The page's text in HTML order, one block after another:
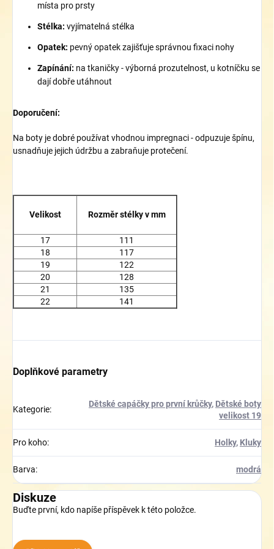
místa pro prsty
Stélka: vyjímatelná stélka
Opatek: pevný opatek zajišťuje správnou fixaci nohy
Zapínání: na tkaničky- výborná prozutelnost, u kotníčku se
dají dobře utáhnout
Doporučení:
Na boty je dobré používat vhodnou impregnaci - odpuzuje špínu,
usnadňuje jejich údržbu a zabraňuje protečení.
Velikost Rozměr stélky v mm
17
111
18
117
19
122
20
128
21
135
22
141
Doplňkové parametry
Kategorie:
Dětské capáčky pro první krůčky, Dětské boty
velikost 19
Pro koho: Holky, Kluky
Barva: modrá
Diskuze
Buďte první, kdo napíše příspěvek k této položce.